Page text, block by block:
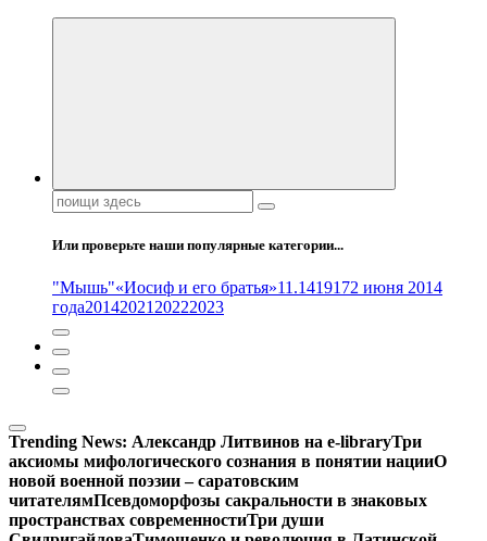
Поиск:
Или проверьте наши популярные категории...
"Мышь"«Иосиф и его братья»11.1419172 июня 2014
года20142021 20222023
Trending News: Александр Литвинов на e-libraryТри
аксиомы мифологического сознания в понятии нацииО
новой военной поэзии – саратовским
читателямПсевдоморфозы сакральности в знаковых
пространствах современностиТри души